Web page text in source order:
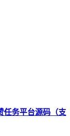
任务平台源码（支